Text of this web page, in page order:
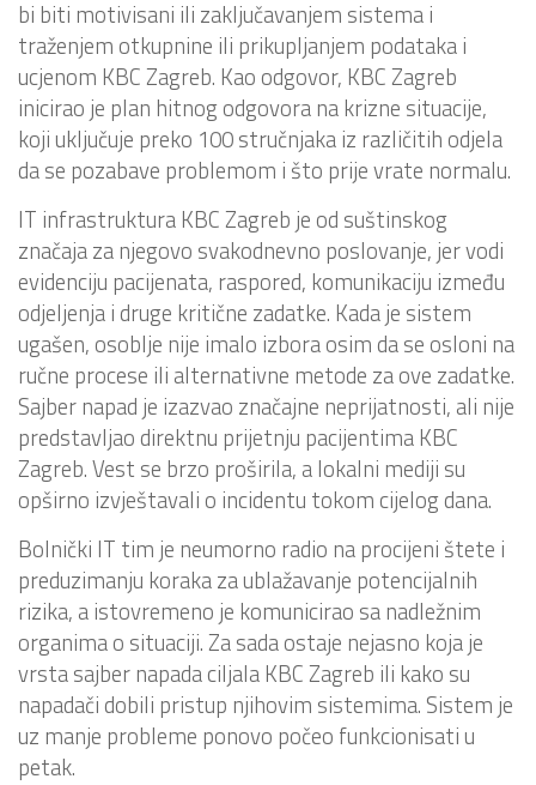
bi biti motivisani ili zaključavanjem sistema i
traženjem otkupnine ili prikupljanjem podataka i
ucjenom KBC Zagreb. Kao odgovor, KBC Zagreb
inicirao je plan hitnog odgovora na krizne situacije,
koji uključuje preko 100 stručnjaka iz različitih odjela
da se pozabave problemom i što prije vrate normalu.
IT infrastruktura KBC Zagreb je od suštinskog
značaja za njegovo svakodnevno poslovanje, jer vodi
evidenciju pacijenata, raspored, komunikaciju između
odjeljenja i druge kritične zadatke. Kada je sistem
ugašen, osoblje nije imalo izbora osim da se osloni na
ručne procese ili alternativne metode za ove zadatke.
Sajber napad je izazvao značajne neprijatnosti, ali nije
predstavljao direktnu prijetnju pacijentima KBC
Zagreb. Vest se brzo proširila, a lokalni mediji su
opširno izvještavali o incidentu tokom cijelog dana.
Bolnički IT tim je neumorno radio na procijeni štete i
preduzimanju koraka za ublažavanje potencijalnih
rizika, a istovremeno je komunicirao sa nadležnim
organima o situaciji. Za sada ostaje nejasno koja je
vrsta sajber napada ciljala KBC Zagreb ili kako su
napadači dobili pristup njihovim sistemima. Sistem je
uz manje probleme ponovo počeo funkcionisati u
petak.